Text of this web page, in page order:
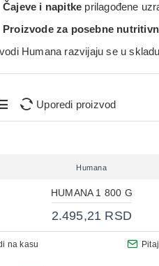
Čajeve i napitke prilagođene
Proizvode za posebne
Humana razvijaju se u
Uporedi proizvod
Humana
HUMANA 1 800 G
2.495,21 RSD
na kasu